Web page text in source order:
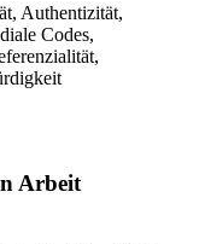
Authentizität,
Codes,
Arbeit